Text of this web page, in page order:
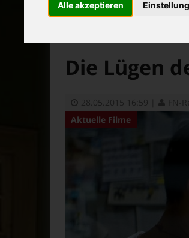
Alle akzeptieren
Die Lügen
28.05.2015 16:59 FN-
Aktuelle Filme